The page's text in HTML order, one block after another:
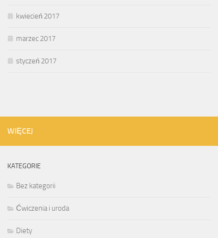
kwiecień 2017
marzec 2017
styczeń 2017
WIĘCEJ
KATEGORIE
Bez kategorii
Ćwiczenia i uroda
Diety